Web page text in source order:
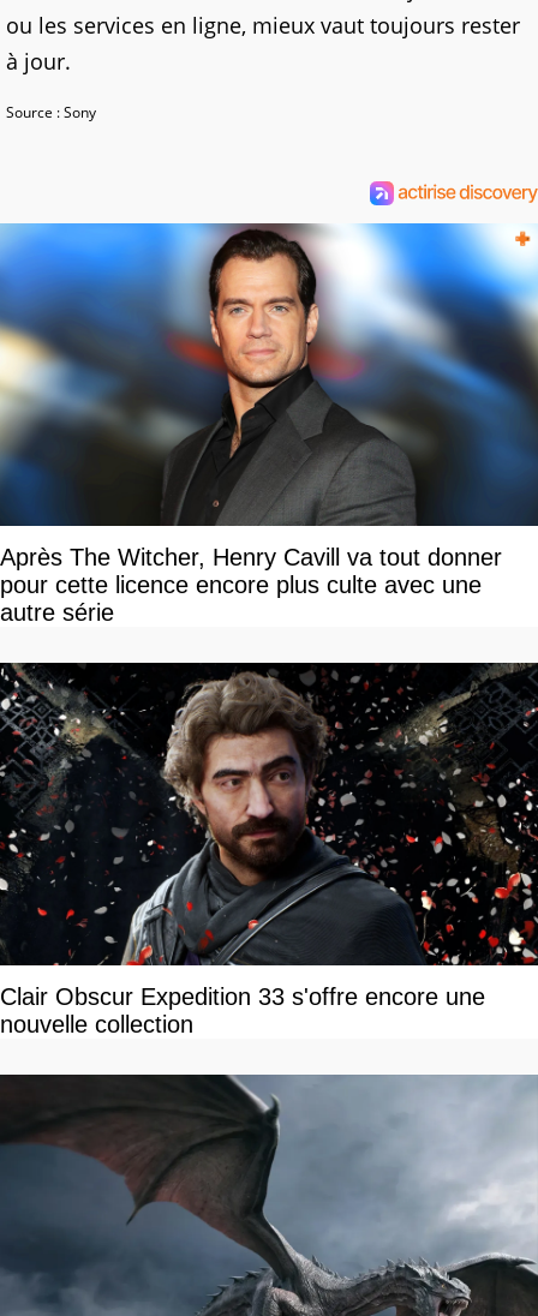
ou les services en ligne, mieux vaut toujours rester
à jour.
Source : Sony
Après The Witcher, Henry Cavill va tout donner
pour cette licence encore plus culte avec une
autre série
Clair Obscur Expedition 33 s'offre encore une
nouvelle collection